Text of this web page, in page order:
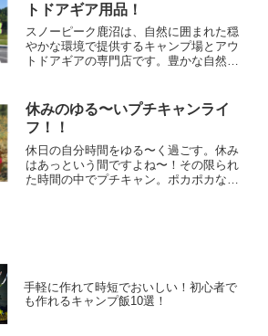
トドアギア用品！
スノーピーク鹿沼は、自然に囲まれた穏
やかな環境で提供するキャンプ場とアウ
トドアギアの専門店です。豊かな自然と
は、高品質なキャンプ用品、アウトドア
装備を幅広く取り揃えています。信頼性
のある製品群で、あなたのアウトドアラ
イフをサポートします。
休みのゆる〜いプチキャンライ
フ！！
休日の自分時間をゆる〜く過ごす。休み
はあっという間ですよね〜！その限られ
た時間の中でプチキャン。ポカポカな天
手軽に作れて時短でおいしい！初心者で
も作れるキャンプ飯10選！